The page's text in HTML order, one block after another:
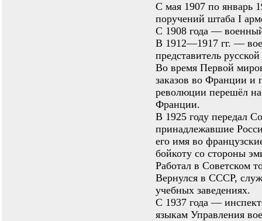
С мая 1907 по январь
поручений штаба I
С 1908 года —
В 1912—1917 гг. —
представитель
Во время Первой
заказов во Франции и
революции перешёл на
Франции.
В 1925 году передал
принадлежавшие
его имя во
бойкоту со стороны
Работал в Советском
Вернулся в СССР,
учебных заведениях.
С 1937 года —
языкам Управления